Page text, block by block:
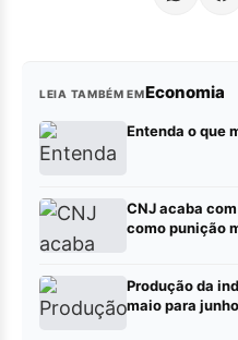
LEIA TAMBÉM EMEconomia
Entenda o que
CNJ acaba
como punição
Produção da
maio para junho